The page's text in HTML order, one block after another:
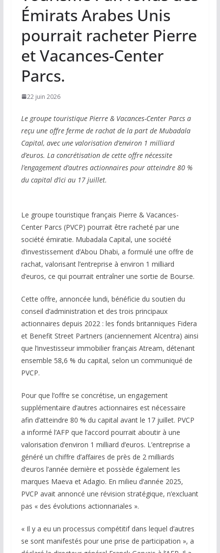
Émirats Arabes Unis
pourrait racheter Pierre
et Vacances-Center
Parcs.
22 juin 2026
Le groupe touristique Pierre & Vacances-Center Parcs a
reçu une offre ferme de rachat de la part de Mubadala
Capital, avec une valorisation d’environ 1 milliard
d’euros. La concrétisation de cette offre nécessite
l’engagement d’autres actionnaires pour atteindre 80 %
du capital d’ici au 17 juillet.
Le groupe touristique français Pierre & Vacances-
Center Parcs (PVCP) pourrait être racheté par une
société émiratie. Mubadala Capital, une société
d’investissement d’Abou Dhabi, a formulé une offre de
rachat, valorisant l’entreprise à environ 1 milliard
d’euros, ce qui pourrait entraîner une sortie de Bourse.
Cette offre, annoncée lundi, bénéficie du soutien du
conseil d’administration et des trois principaux
actionnaires depuis 2022 : les fonds britanniques Fidera
et Benefit Street Partners (anciennement Alcentra) ainsi
que l’investisseur immobilier français Atream, détenant
ensemble 58,6 % du capital, selon un communiqué de
PVCP.
Pour que l’offre se concrétise, un engagement
supplémentaire d’autres actionnaires est nécessaire
afin d’atteindre 80 % du capital avant le 17 juillet. PVCP
a informé l’AFP que l’accord pourrait aboutir à une
valorisation d’environ 1 milliard d’euros. L’entreprise a
généré un chiffre d’affaires de près de 2 milliards
d’euros l’année dernière et possède également les
marques Maeva et Adagio. En milieu d’année 2025,
PVCP avait annoncé une révision stratégique, n’excluant
pas « des évolutions actionnariales ».
« Il y a eu un processus compétitif dans lequel d’autres
se sont manifestés pour une prise de participation », a